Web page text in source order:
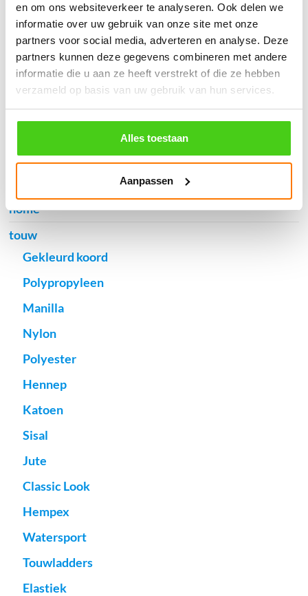
en om ons websiteverkeer te analyseren. Ook delen we
informatie over uw gebruik van onze site met onze
partners voor social media, adverteren en analyse. Deze
partners kunnen deze gegevens combineren met andere
informatie die u aan ze heeft verstrekt of die ze hebben
verzameld op basis van uw gebruik van hun services.
Alles toestaan
Aanpassen
Verzendkosten €5,45, boven €70,- gratis verstuurd
(* gewicht onder 32kg). Binnen 24 uur verstuurd.
Specifieke wensen (meerdere lengten) kunt u aangeven bij het
invulveld "Bestelnotities (optioneel)".
© 2009 - 2026 | Touwspecialist.nl
Tel. +31(0) 629353302 -info@touwspecialist.nl
home
touw
Gekleurd koord
Polypropyleen
Manilla
Nylon
Polyester
Hennep
Katoen
Sisal
Jute
Classic Look
Hempex
Watersport
Touwladders
Elastiek